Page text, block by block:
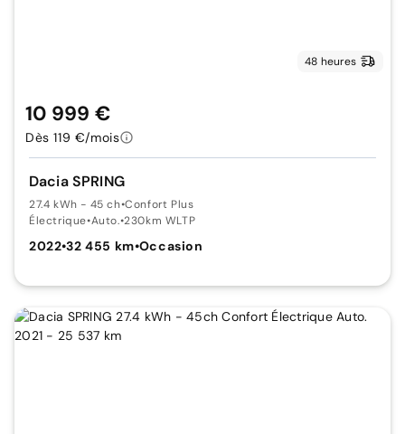
48 heures
Dacia SPRING
27.4 kWh - 45 ch•Confort Plus
Électrique•Auto.•230km WLTP
2022•32 455 km•Occasion
10 999 €
Dès 119 €/mois